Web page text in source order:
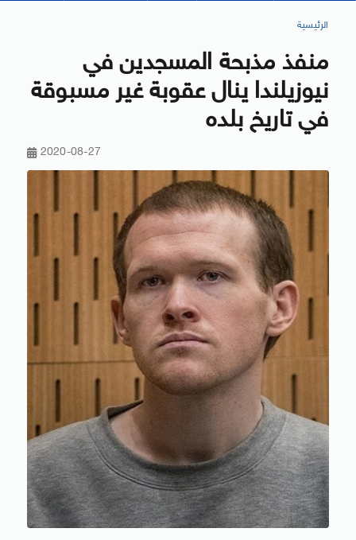
الرئيسية
منفذ مذبحة المسجدين في
نيوزيلندا ينال عقوبة غير مسبوقة
في تاريخ بلده
2020-08-27